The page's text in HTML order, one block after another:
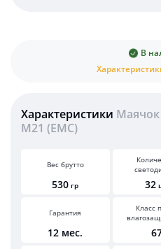
В
Характеристики Маячок
M21 (EMC)
Вес брутто
530 гр 32
Гарантия
12 мес.
Класс